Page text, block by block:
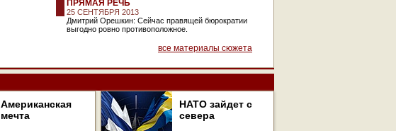
ПРЯМАЯ РЕЧЬ
25 СЕНТЯБРЯ 2013
Дмитрий Орешкин: Сейчас правящей бюрократии
выгодно ровно противоположное.
все материалы сюжета
Американская
мечта
НАТО зайдет с
севера